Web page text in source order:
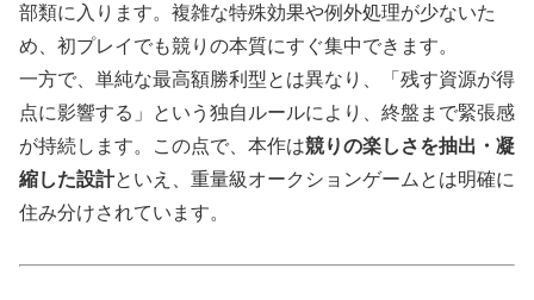
部類に入ります。複雑な特殊効果や例外処理が少ないた
め、初プレイでも競りの本質にすぐ集中できます。
一方で、単純な最高額勝利型とは異なり、「残す資源が得
点に影響する」という独自ルールにより、終盤まで緊張感
が持続します。この点で、本作は競りの楽しさを抽出・凝
縮した設計といえ、重量級オークションゲームとは明確に
住み分けされています。